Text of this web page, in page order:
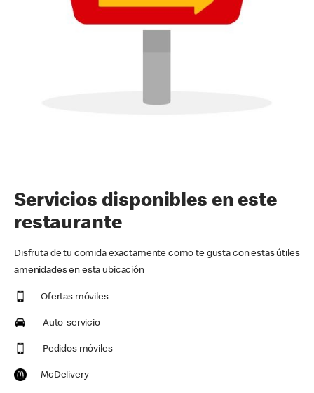
Servicios disponibles en este
restaurante
Disfruta de tu comida exactamente como te gusta con estas útiles
amenidades en esta ubicación
Ofertas móviles
Auto-servicio
Pedidos móviles
McDelivery